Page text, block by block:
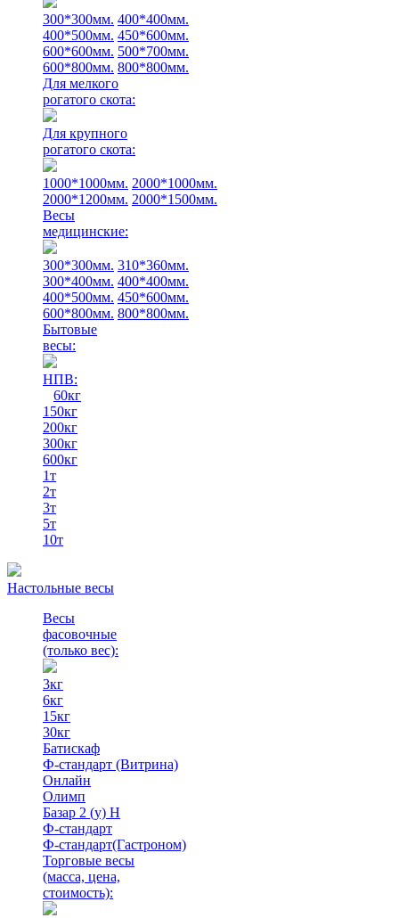
300*300мм. 400*400мм.
400*500мм. 450*600мм.
600*600мм. 500*700мм.
600*800мм. 800*800мм.
Для мелкого
рогатого скота:
Для крупного
рогатого скота:
1000*1000мм. 2000*1000мм.
2000*1200мм. 2000*1500мм.
Весы
медицинские:
300*300мм. 310*360мм.
300*400мм. 400*400мм.
400*500мм. 450*600мм.
600*800мм. 800*800мм.
Бытовые
весы:
НПВ:
60кг
150кг
200кг
300кг
600кг
1т
2т
3т
5т
10т
Настольные весы
Весы
фасовочные
(только вес):
3кг
6кг
15кг
30кг
Батискаф
Ф-стандарт (Витрина)
Онлайн
Олимп
Базар 2 (у) Н
Ф-стандарт
Ф-стандарт(Гастроном)
Торговые весы
(масса, цена,
стоимость):